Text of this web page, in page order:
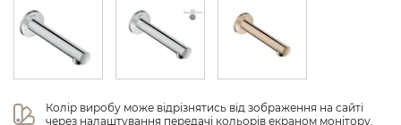
Колір виробу може відрізнятись від зображення на сайті
через налаштування передачі кольорів екраном монітору.